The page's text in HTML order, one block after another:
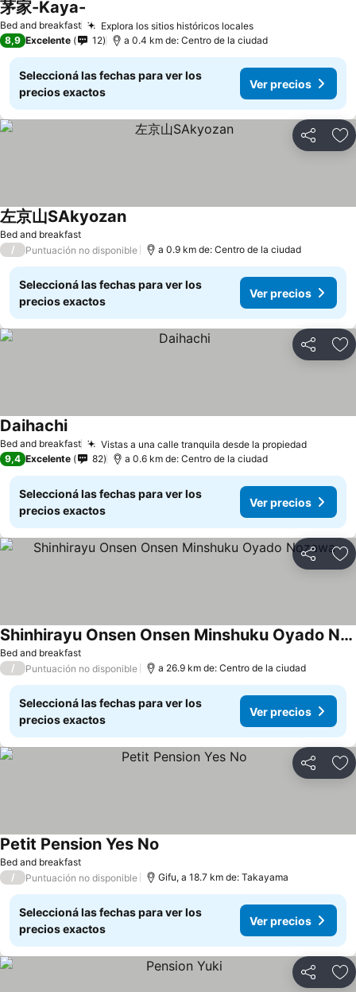
Bed and breakfast Explora los sitios históricos locales
茅家-Kaya-
8,9 Excelente 12 a 0.4 km de: Centro de la ciudad
Seleccioná las fechas para ver los
precios exactos
Ver precios
Compartir
Bed and breakfast
左京山SAkyozan
/ Puntuación no disponible a 0.9 km de: Centro de la ciudad
Seleccioná las fechas para ver los
precios exactos
Ver precios
Compartir
Bed and breakfast Vistas a una calle tranquila desde la propiedad
Daihachi
9,4 Excelente 82 a 0.6 km de: Centro de la ciudad
Seleccioná las fechas para ver los
precios exactos
Ver precios
Compartir
Bed and breakfast
Shinhirayu Onsen Onsen Minshuku Oyado Nozawa
/ Puntuación no disponible a 26.9 km de: Centro de la ciudad
Seleccioná las fechas para ver los
precios exactos
Ver precios
Compartir
Bed and breakfast
Petit Pension Yes No
/ Puntuación no disponible Gifu, a 18.7 km de: Takayama
Seleccioná las fechas para ver los
precios exactos
Ver precios
Compartir